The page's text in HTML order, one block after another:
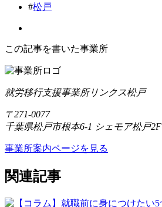
#松戸
この記事を書いた事業所
就労移行支援事業所リンクス松戸
〒271-0077
千葉県松戸市根本6-1 シェモア松戸2F
事業所案内ページを見る
関連記事